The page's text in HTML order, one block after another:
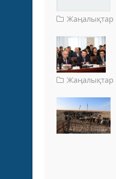
Жаңалықтар
Жаңалықтар